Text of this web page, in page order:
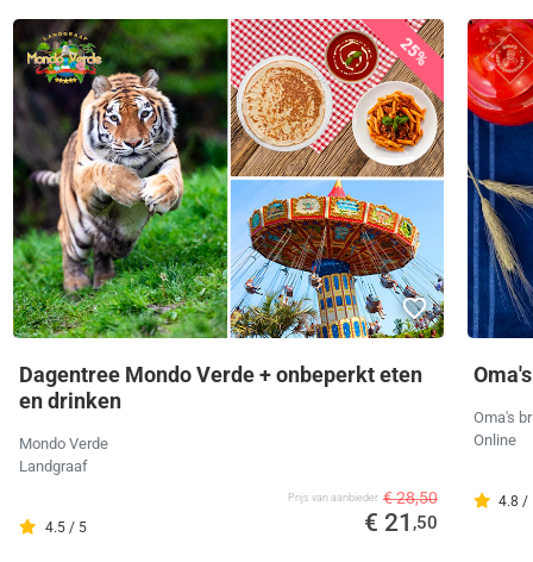
25%
Dagentree Mondo Verde + onbeperkt eten
en drinken
Mondo Verde
Landgraaf
4.5 / 5
Prijs van aanbieder € 28,50
€ 21 ,50
Oma's
Online
4.8 /